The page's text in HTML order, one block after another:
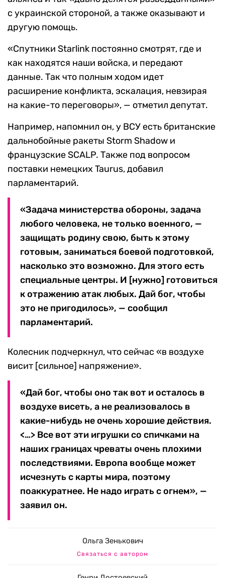
с украинской стороной, а также оказывают и
другую помощь.
«Спутники Starlink постоянно смотрят, где и
как находятся наши войска, и передают
данные. Так что полным ходом идет
расширение конфликта, эскалация, невзирая
на какие-то переговоры», — отметил депутат.
Например, напомнил он, у ВСУ есть британские
дальнобойные ракеты Storm Shadow и
французские SCALP. Также под вопросом
поставки немецких Taurus, добавил
парламентарий.
«Задача министерства обороны, задача
любого человека, не только военного, —
защищать родину свою, быть к этому
готовым, заниматься боевой подготовкой,
насколько это возможно. Для этого есть
специальные центры. И [нужно] готовиться
к отражению атак любых. Дай бог, чтобы
это не пригодилось», — сообщил
парламентарий.
Колесник подчеркнул, что сейчас «в воздухе
висит [сильное] напряжение».
«Дай бог, чтобы оно так вот и осталось в
воздухе висеть, а не реализовалось в
какие-нибудь не очень хорошие действия.
<…> Все вот эти игрушки со спичками на
наших границах чреваты очень плохими
последствиями. Европа вообще может
исчезнуть с карты мира, поэтому
поаккуратнее. Не надо играть с огнем», —
заявил он.
Ольга Зенькович
Связаться с автором